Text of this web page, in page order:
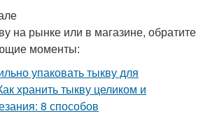
на рынке или в магазине, обратите
моменты: